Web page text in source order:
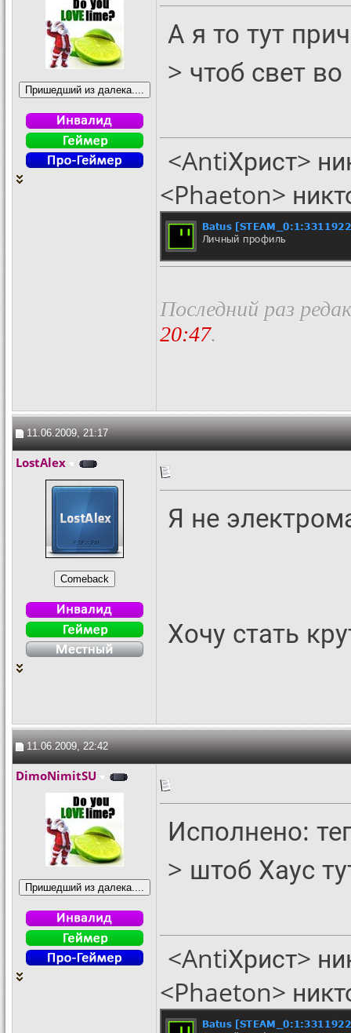
А я то тут
> чтоб свет
<AntiХрист>
<Phaeton>
Последний раз
20:47.
11.06.2009, 21:17
LostAlex
Я не
Хочу стать
11.06.2009, 22:42
DimoNimitSU
Исполнено:
> штоб Хаус
<AntiХрист>
<Phaeton>